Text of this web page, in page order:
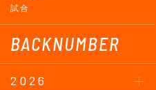
試合
BACKNUMBER
2026